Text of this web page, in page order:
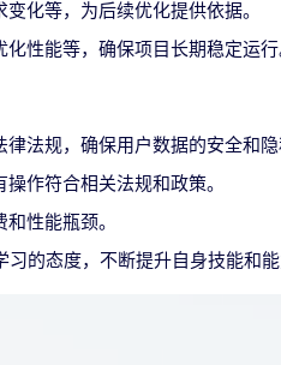
化等，为后续优化提供依据。
性能等，确保项目长期稳定运行
法规，确保用户数据的安全和隐
作符合相关法规和政策。
性能瓶颈。
的态度，不断提升自身技能和能